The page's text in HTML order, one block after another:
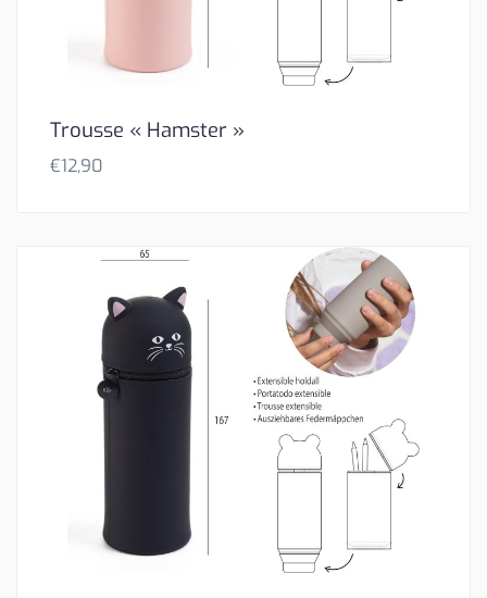
Trousse « Hamster »
€12,90